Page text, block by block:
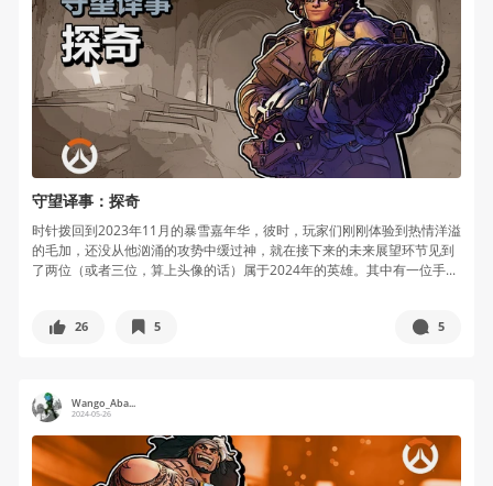
守望译事：探奇
时针拨回到2023年11月的暴雪嘉年华，彼时，玩家们刚刚体验到热情洋溢
的毛加，还没从他汹涌的攻势中缓过神，就在接下来的未来展望环节见到
了两位（或者三位，算上头像的话）属于2024年的英雄。其中有一位手...
26 5 5
Wango_Aba...
2024-05-26